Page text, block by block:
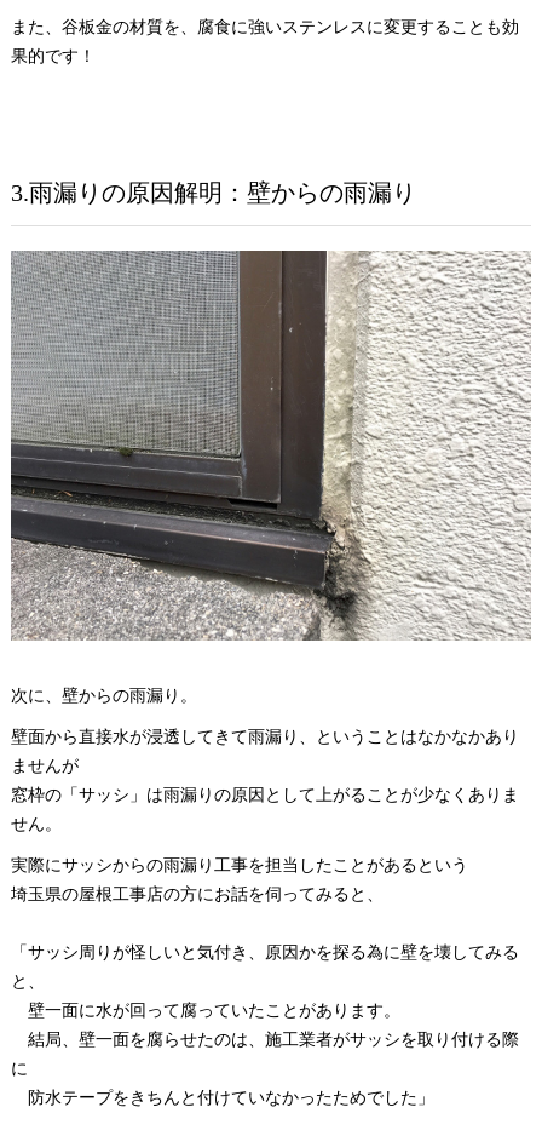
また、谷板金の材質を、腐食に強いステンレスに変更することも効
果的です！
3.雨漏りの原因解明：壁からの雨漏り
次に、壁からの雨漏り。
壁面から直接水が浸透してきて雨漏り、ということはなかなかあり
ませんが
窓枠の「サッシ」は雨漏りの原因として上がることが少なくありま
せん。
実際にサッシからの雨漏り工事を担当したことがあるという
埼玉県の屋根工事店の方にお話を伺ってみると、
「サッシ周りが怪しいと気付き、原因かを探る為に壁を壊してみる
と、
壁一面に水が回って腐っていたことがあります。
結局、壁一面を腐らせたのは、施工業者がサッシを取り付ける際
に
防水テープをきちんと付けていなかったためでした」